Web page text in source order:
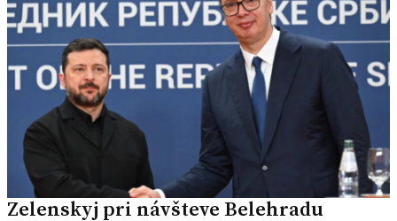
Zelenskyj pri návšteve Belehradu